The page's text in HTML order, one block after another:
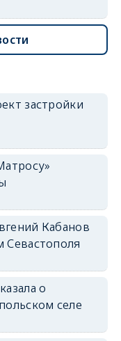
застройки
Кабанов
Севастополя
о
селе